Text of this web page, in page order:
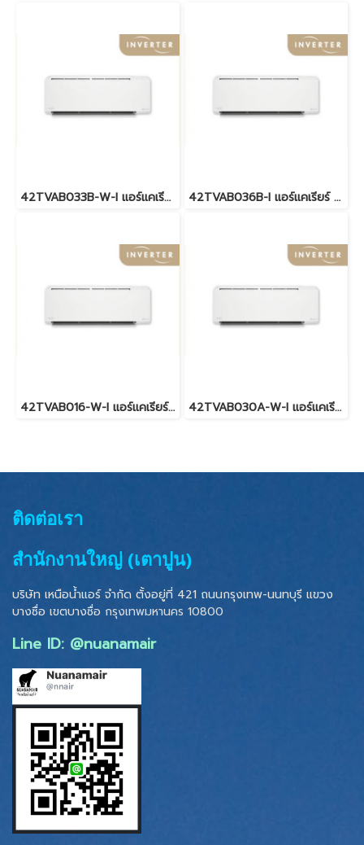
42TVAB033B-W-I แอร์แคเรียร์ CARRIER X INVERTER PLUS Wi-Fi พร้อมบริการติดตั้ง 42TVAB036B-I แอร์แคเรียร์ CARRIER X INVERTER PLUS พร้อมบริการติดตั้ง
42TVAB016-W-I แอร์แคเรียร์ CARRIER X INVERTER PLUS Wi-Fi พร้อมบริการติดตั้ง 42TVAB030A-W-I แอร์แคเรียร์ CARRIER X INVERTER PLUS Wi-Fi พร้อมบริการติดตั้ง
ติดต่อเรา
สำนักงานใหญ่ (เตาปูน)
บริษัท เหนือน้ำแอร์ จำกัด ตั้งอยู่ที่ 421 ถนนกรุงเทพ-นนทบุรี แขวง
บางซื่อ เขตบางซื่อ กรุงเทพมหานคร 10800
Line ID: @nuanamair